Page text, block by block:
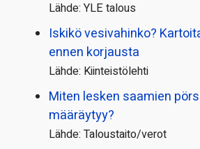
Lähde: YLE talous
Iskikö vesivahinko?
ennen korjausta
Lähde: Kiinteistölehti
Miten lesken saamien
määräytyy?
Lähde: Taloustaito/verot